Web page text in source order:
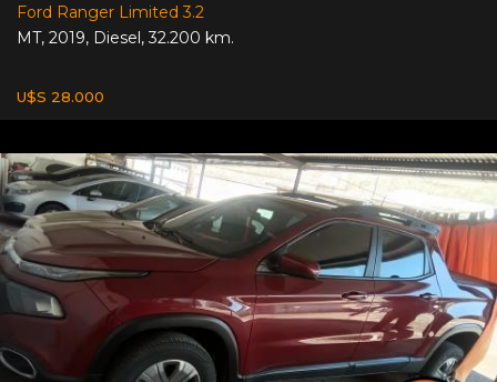
Ford Ranger Limited 3.2
MT, 2019, Diesel,32.200 km.
U$S 28.000